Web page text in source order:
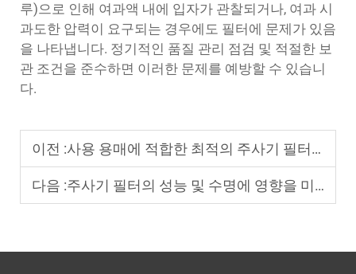
루)으로 인해 여과액 내에 입자가 관찰되거나, 여과 시
과도한 압력이 요구되는 경우에도 필터에 문제가 있음
을 나타냅니다. 정기적인 품질 관리 점검 및 적절한 보
관 조건을 준수하면 이러한 문제를 예방할 수 있습니
다.
이전 :사용 용매에 적합한 최적의 주사기 필터를 선택하는 방법
다음 :주사기 필터의 성능 및 수명에 영향을 미치는 요인은 무엇인가요?